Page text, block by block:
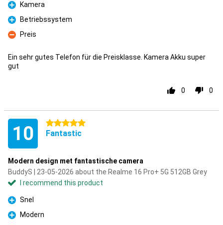
Pro
Kamera
Pro
Betriebssystem
Con
Preis
Ein sehr gutes Telefon für die Preisklasse. Kamera Akku super
gut
0 0
10 5 stars
Fantastic
Modern design met fantastische camera
BuddyS | 23-05-2026 about the Realme 16 Pro+ 5G 512GB Grey
I recommend this product
Pro
Snel
Pro
Modern